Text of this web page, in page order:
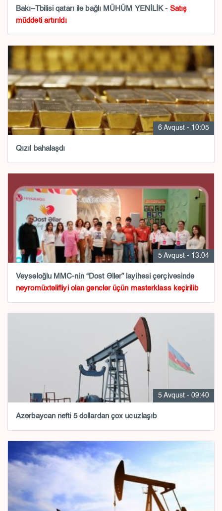
Bakı–Tbilisi qatarı ilə bağlı MÜHÜM YENİLİK - Satış
müddəti artırıldı
6 Avqust - 10:05
Qızıl bahalaşdı
5 Avqust - 13:04
Veysəloğlu MMC-nin “Dost Əllər” layihəsi çərçivəsində
neyromüxtəlifliyi olan gənclər üçün masterklass keçirilib
5 Avqust - 09:40
Azərbaycan nefti 5 dollardan çox ucuzlaşıb